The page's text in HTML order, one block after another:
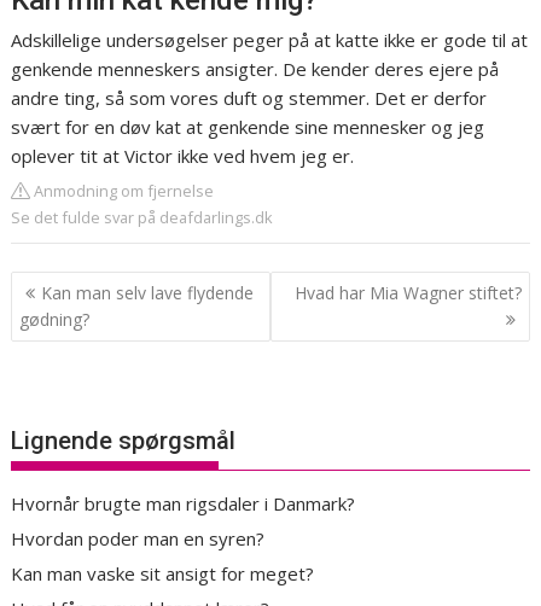
Adskillelige undersøgelser peger på at katte ikke er gode til at
genkende menneskers ansigter. De kender deres ejere på
andre ting, så som vores duft og stemmer. Det er derfor
svært for en døv kat at genkende sine mennesker og jeg
oplever tit at Victor ikke ved hvem jeg er.
Anmodning om fjernelse
Se det fulde svar på deafdarlings.dk
Indlægsnavigation
Kan man selv lave flydende
gødning?
Hvad har Mia Wagner stiftet?
Lignende spørgsmål
Hvornår brugte man rigsdaler i Danmark?
Hvordan poder man en syren?
Kan man vaske sit ansigt for meget?